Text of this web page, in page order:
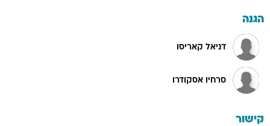
הגנה
דניאל קאריסו
סרחיו אסקודרו
קישור